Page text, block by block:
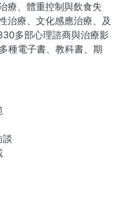
療、體重控制與飲食失
治療、文化感應治療、及
多部心理諮商與治療影
種電子書、教科書、期
談